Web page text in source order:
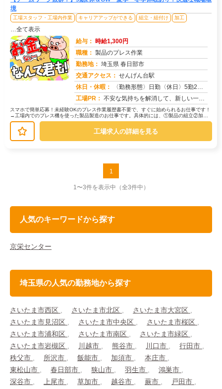
境
工場スタッフ・工場内作業 キャリアアップができる 組立・組付け 加工
…全て表示
給与： 時給1,300円
職種： 製品のプレス作業
勤務地： 埼玉県 春日部市
交通アクセス： せんげん台駅
休日・休暇：
〈勤務形態〉日勤〈休日〉5勤2休★ＧＷ★夏季休暇★冬季休暇★年末年始
工場PR： 不安な気持ちを解消して、新しい一歩を踏み出しましょう！株式会社京栄センターでは、経験・スキルは一切問いません。未経...
スマホで簡単応募！未経験OKのプレス作業履歴書不要で、すぐに始められるお仕事です！
→工場内でのプレス機を使った製品製造のお仕事です。具体的には、①製品の組立②加工
③検品・検査④ピッキング・集積と...
工場求人の詳細を見る
1
1〜3件を表示中 （全3件中）
人気のキーワードから探す
京栄センター
埼玉県の人気の勤務地から探す
さいたま市西区 さいたま市北区
さいたま市大宮区
さいたま市見沼区
さいたま市中央区
さいたま市桜区
さいたま市浦和区
さいたま市南区
さいたま市緑区
さいたま市岩槻区
川越市 熊谷市 川口市
行田市
秩父市
所沢市 飯能市 加須市
本庄市
東松山市
春日部市 狭山市 羽生市
鴻巣市
深谷市
上尾市 草加市 越谷市 蕨市
戸田市